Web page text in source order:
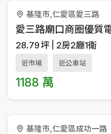
基隆市,仁愛區愛三路
愛三路廟口商圈優質
28.79坪 2房2廳1衛
近市場 近公車站
1188 萬
基隆市,仁愛區成功一路